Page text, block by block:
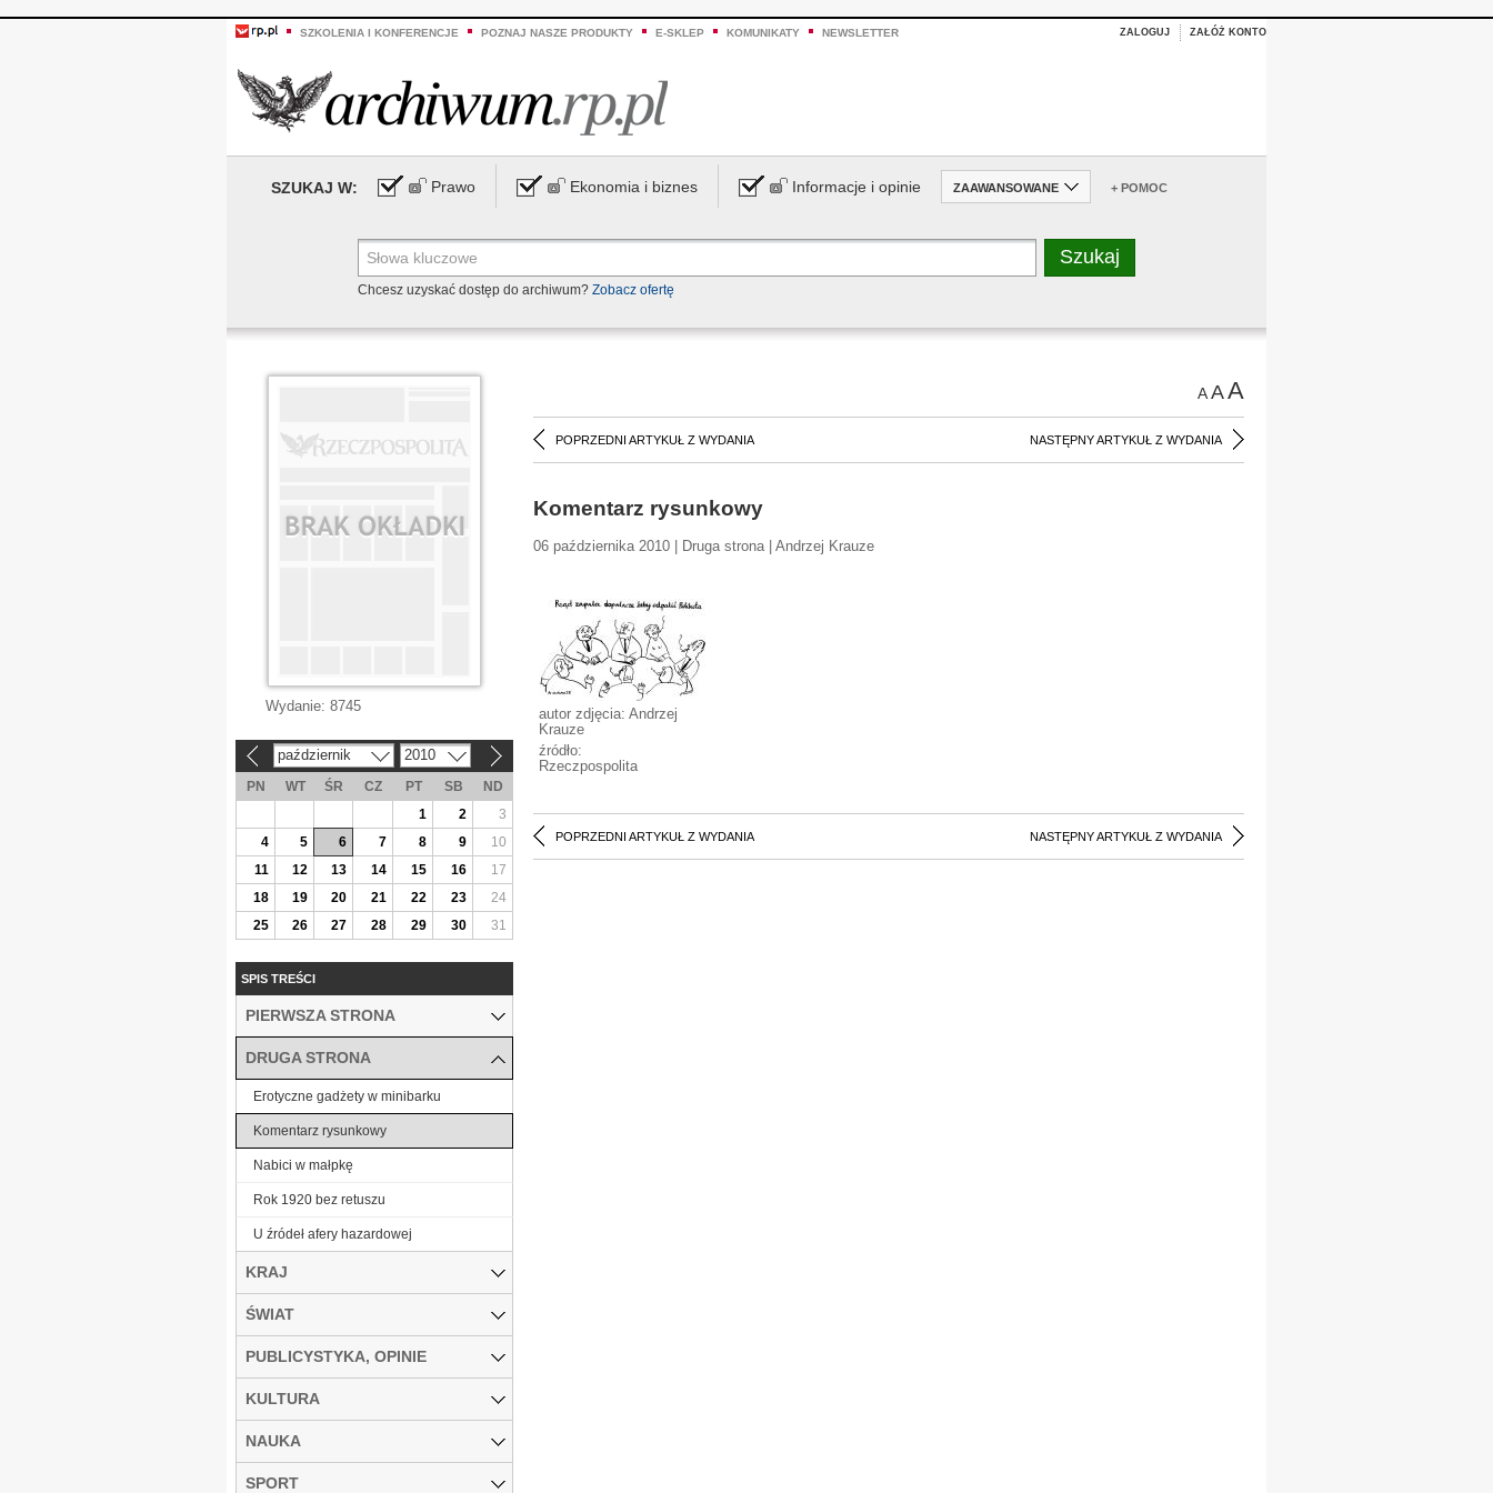
SZKOLENIA I KONFERENCJE POZNAJ NASZE PRODUKTY E-SKLEP KOMUNIKATY NEWSLETTER ZALOGUJ ZAŁÓŻ KONTO
SZUKAJ W: Prawo Ekonomia i biznes Informacje i opinie ZAAWANSOWANE + POMOC
Chcesz uzyskać dostęp do archiwum? Zobacz ofertę
AAA
POPRZEDNI ARTYKUŁ Z WYDANIA NASTĘPNY ARTYKUŁ Z WYDANIA
Komentarz rysunkowy
06 października 2010 | Druga strona | Andrzej Krauze
autor zdjęcia: Andrzej
Krauze
źródło:
Rzeczpospolita
POPRZEDNI ARTYKUŁ Z WYDANIA NASTĘPNY ARTYKUŁ Z WYDANIA
Wydanie: 8745
październik 2010
PN WT ŚR CZ PT SB
ND
1
2
3
4
5 6 7 8 9
10
11
12 13 14 15 16
17
18
19 20 21 22 23
24
25
26 27 28 29 30 31
SPIS TREŚCI
PIERWSZA STRONA
DRUGA STRONA
Erotyczne gadżety w minibarku
Komentarz rysunkowy
Nabici w małpkę
Rok 1920 bez retuszu
U źródeł afery hazardowej
KRAJ
ŚWIAT
PUBLICYSTYKA, OPINIE
KULTURA
NAUKA
SPORT